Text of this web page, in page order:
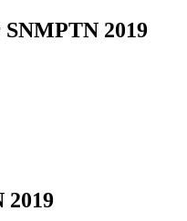
2019
2019